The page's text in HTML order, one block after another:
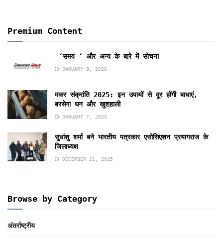
Premium Content
‘समय ‘ और अन्य के बारे में सोचना
JANUARY 8, 2026
मकर संक्रांति 2025: इन उपायों से दूर होंगी बाधाएं,
बरसेगा धन और खुशहाली
JANUARY 7, 2025
सुधांशु शर्मा बने भारतीय पत्रकार एसोसिएशन प्रयागराज के
जिलाध्यक्ष
DECEMBER 21, 2025
Browse by Category
अंतर्राष्ट्रीय